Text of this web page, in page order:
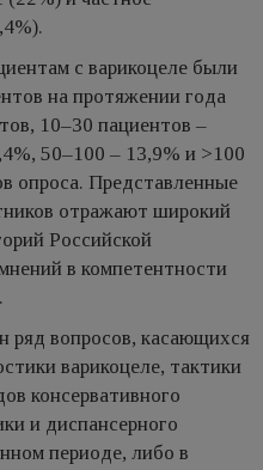
с варикоцеле были
на протяжении года
10–30 пациентов –
50–100 – 13,9% и >100
опроса. Представленные
отражают широкий
Российской
в компетентности
ряд вопросов, касающихся
варикоцеле, тактики
консервативного
и диспансерного
периоде, либо в